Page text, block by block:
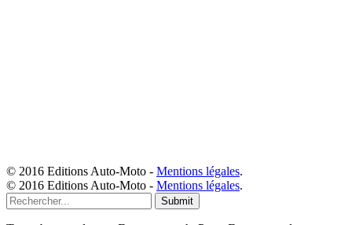
© 2016 Editions Auto-Moto - Mentions légales.
© 2016 Editions Auto-Moto - Mentions légales.
Submit